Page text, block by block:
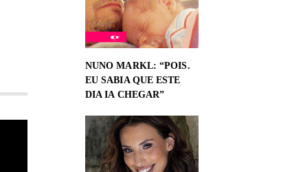
NUNO MARKL: “POIS.
EU SABIA QUE ESTE
DIA IA CHEGAR”